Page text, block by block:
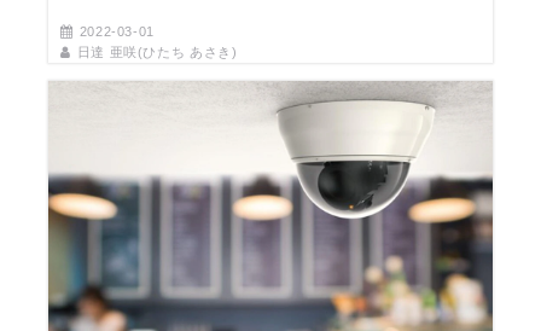
2022-03-01
日達 亜咲(ひたち あさき)